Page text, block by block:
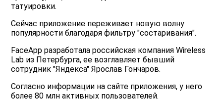
татуировки.
Сейчас приложение переживает новую волну
популярности благодаря фильтру "состаривания".
FaceApp разработала российская компания Wireless
Lab из Петербурга, ее возглавляет бывший
сотрудник "Яндекса" Ярослав Гончаров.
Согласно информации на сайте приложения, у него
более 80 млн активных пользователей.